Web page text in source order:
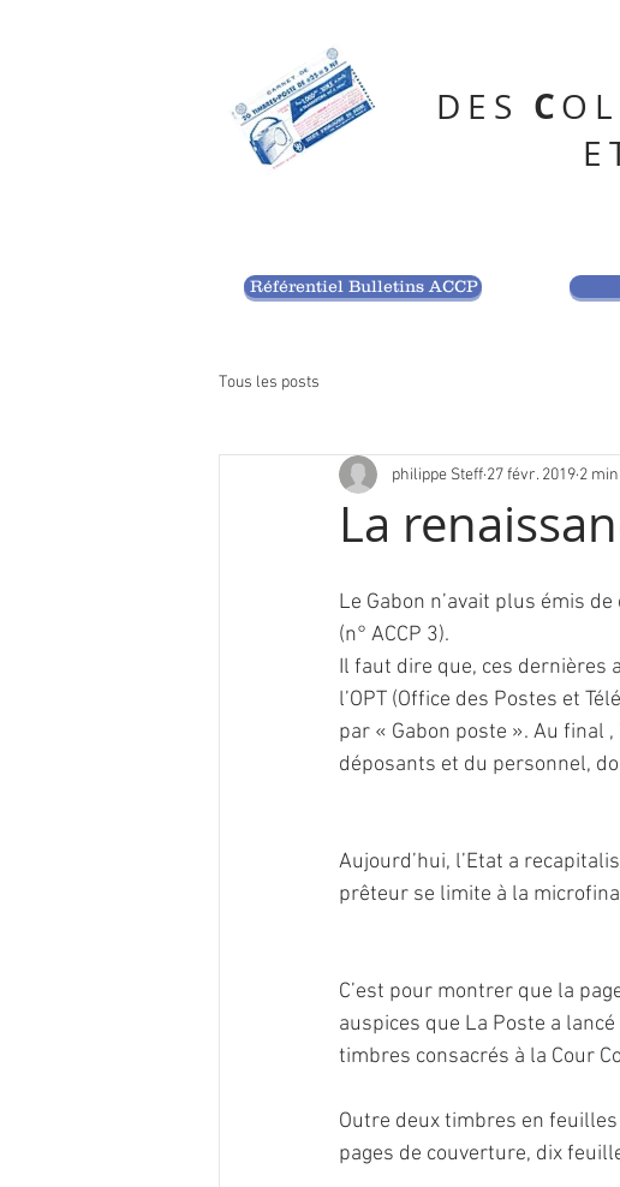
DES C
Référentiel Bulletins ACCP
Tous les posts
La
philippe Steff 27 févr. 2019 2
Le Gabon n’avait plus émis
(n° ACCP 3).
Il faut dire que, ces dernières
l’OPT (Office des Postes et
par « Gabon poste ». Au final
déposants et du personnel,
Aujourd’hui, l’Etat a
prêteur se limite à la
C’est pour montrer que la
auspices que La Poste a
timbres consacrés à la Cour
Outre deux timbres en
pages de couverture, dix